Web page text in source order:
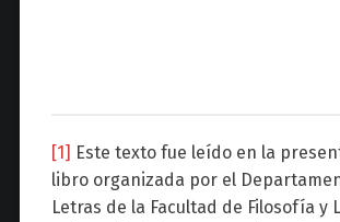
[1] Este texto fue leído en la
libro organizada por el
Letras de la Facultad de Filosofía y